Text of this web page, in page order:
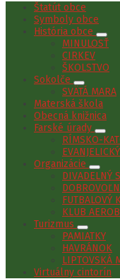
Štatút obce
Symboly obce
História obce
MINULOSŤ
CIRKEV
ŠKOLSTVO
Sokolče
SVÄTÁ MARA
Materská škola
Obecná knižnica
Farské úrady
RÍMSKO-
Organizácie
DIVADELNÝ
FUTBALOVÝ
KLUB
Turizmus
PAMIATKY
HAVRÁNOK
LIPTOVSKÁ
Virtuálny cintorín